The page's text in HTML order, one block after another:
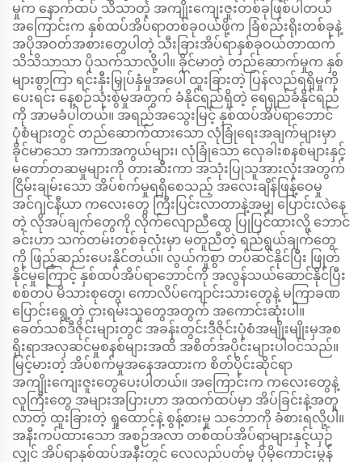
မှုက နောက်ထပ် သိသာတဲ့ အကျိုးကျေးဇူးတစ်ခုဖြစ်ပါတယ်
အကြောင်းက နှစ်ထပ်အိပ်ရာတစ်ခုဝယ်ဖို့က ခြံစည်းရိုးတစ်ခုနဲ့
အပိုအဝတ်အစားတွေပါတဲ့ သီးခြားအိပ်ရာနှစ်ခုဝယ်တာထက်
သိသိသာသာ ပိုသက်သာလို့ပါ။ ခိုင်မာတဲ့ တည်ဆောက်မှုက နှစ်
များစွာကြာ ရင်းနှီးမြှုပ်နှံမှုအပေါ် ထူးခြားတဲ့ ပြန်လည်ရရှိမှုကို
ပေးရင်း နေ့စဉ်သုံးစွဲမှုအတွက် ခံနိုင်ရည်ရှိတဲ့ ရေရှည်ခံနိုင်ရည်
ကို အာမခံပါတယ်။ အရည်အသွေးမြင့် နှစ်ထပ်အိပ်ရာဘောင်
ပုံစံများတွင် တည်ဆောက်ထားသော လုံခြုံရေးအချက်များမှာ
ခိုင်မာသော အကာအကွယ်များ၊ လုံခြုံသော လှေခါးစနစ်များနှင့်
မတော်တဆမှုများကို တားဆီးကာ အသုံးပြုသူအားလုံးအတွက်
ငြိမ်းချမ်းသော အိပ်စက်မှုရရှိစေသည့် အလေးချိန်ဖြန့်ဝေမှု
အင်ဂျင်နီယာ ကလေးတွေ ကြီးပြင်းလာတာနဲ့အမျှ ပြောင်းလဲနေ
တဲ့ လိုအပ်ချက်တွေကို လိုက်လျောညီထွေ ပြုပြင်ထားလို့ ဘောင်
ခင်းဟာ သက်တမ်းတစ်ခုလုံးမှာ မတူညီတဲ့ ရည်ရွယ်ချက်တွေ
ကို ဖြည့်ဆည်းပေးနိုင်တယ်။ လွယ်ကူစွာ တပ်ဆင်နိုင်ပြီး ဖြုတ်
နိုင်မှုကြောင့် နှစ်ထပ်အိပ်ရာဘောင်ကို အလွန်သယ်ဆောင်နိုင်ပြီး
စစ်တပ် မိသားစုတွေ၊ ကောလိပ်ကျောင်းသားတွေနဲ့ မကြာခဏ
ပြောင်းရွေ့တဲ့ ငှားရမ်းသူတွေအတွက် အကောင်းဆုံးပါ။
ခေတ်သစ်ဒီဇိုင်းများတွင် အခန်းတွင်းဒီဇိုင်းပုံစံအမျိုးမျိုးမှအစ
ရိုးရာအလှဆင်မှုစနစ်များအထိ အစိတ်အပိုင်းများပါဝင်သည်။
မြင့်မားတဲ့ အိပ်စက်မှုအနေအထားက စိတ်ပိုင်းဆိုင်ရာ
အကျိုးကျေးဇူးတွေပေးပါတယ်။ အကြောင်းက ကလေးတွေနဲ့
လူကြီးတွေ အများအပြားဟာ အထက်ထပ်မှာ အိပ်ခြင်းနဲ့အတူ
လာတဲ့ ထူးခြားတဲ့ ရှုထောင့်နဲ့ စွန့်စားမှု သဘောကို ခံစားရလို့ပါ။
အနီးကပ်ထားသော အစဉ်အလာ တစ်ထပ်အိပ်ရာများနှင့်ယှဉ်
လျှင် အိပ်ရာနှစ်ထပ်အနီးတွင် လေလည်ပတ်မှု ပိုမိုကောင်းမွန်